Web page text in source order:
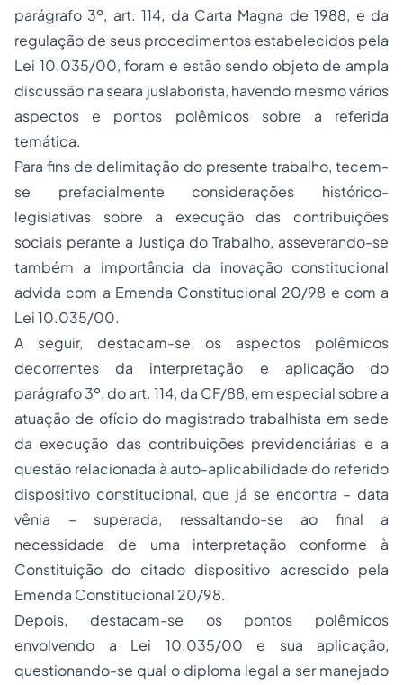
parágrafo 3º, art. 114, da Carta Magna de 1988, e da
regulação de seus procedimentos estabelecidos pela
Lei 10.035/00, foram e estão sendo objeto de ampla
discussão na seara juslaborista, havendo mesmo vários
aspectos e pontos polêmicos sobre a referida
temática.
Para fins de delimitação do presente trabalho, tecem-
se prefacialmente considerações histórico-
legislativas sobre a execução das contribuições
sociais perante a Justiça do Trabalho, asseverando-se
também a importância da inovação constitucional
advida com a Emenda Constitucional 20/98 e com a
Lei 10.035/00.
A seguir, destacam-se os aspectos polêmicos
decorrentes da interpretação e aplicação do
parágrafo 3º, do art. 114, da CF/88, em especial sobre a
atuação de ofício do magistrado trabalhista em sede
da execução das contribuições previdenciárias e a
questão relacionada à auto-aplicabilidade do referido
dispositivo constitucional, que já se encontra – data
vênia – superada, ressaltando-se ao final a
necessidade de uma interpretação conforme à
Constituição do citado dispositivo acrescido pela
Emenda Constitucional 20/98.
Depois, destacam-se os pontos polêmicos
envolvendo a Lei 10.035/00 e sua aplicação,
questionando-se qual o diploma legal a ser manejado